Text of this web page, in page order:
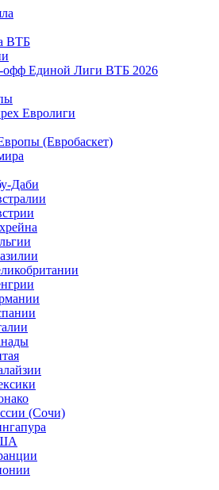
ВТБ
офф Единой Лиги ВТБ 2026
Евролиги
(Евробаскет)
Даби
(Сочи)